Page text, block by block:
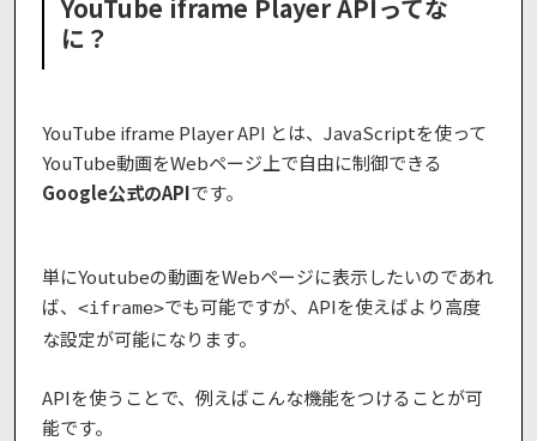
YouTube iframe Player APIってな
に？
YouTube iframe Player API とは、JavaScriptを使って
YouTube動画をWebページ上で自由に制御できる
Google公式のAPIです。
単にYoutubeの動画をWebページに表示したいのであれ
ば、<iframe>でも可能ですが、APIを使えばより高度
な設定が可能になります。
APIを使うことで、例えばこんな機能をつけることが可
能です。